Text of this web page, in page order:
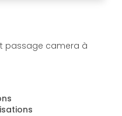
passage camera à